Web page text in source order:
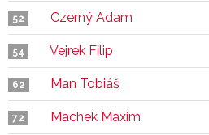
52 Czerný Adam
54 Vejrek Filip
62 Man Tobiáš
72 Machek Maxim